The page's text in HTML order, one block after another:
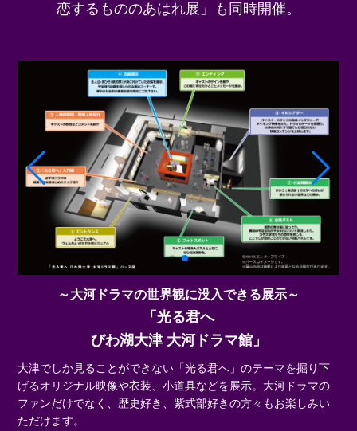
恋するもののあはれ展」も同時開催。
～大河ドラマの世界観に没入できる展示～
「光る君へ
びわ湖大津 大河ドラマ館」
大津でしか見ることができない「光る君へ」のテーマを掘り下
げるオリジナル映像や衣装、小道具などを展示。大河ドラマの
ファンだけでなく、歴史好き、紫式部好きの方々もお楽しみい
ただけます。